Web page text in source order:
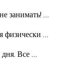
занимать!
Все